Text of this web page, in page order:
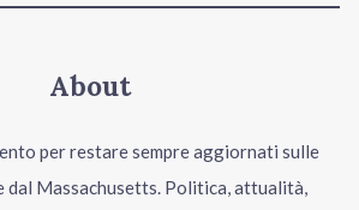
About
per restare sempre aggiornati sulle
dal Massachusetts. Politica, attualità,